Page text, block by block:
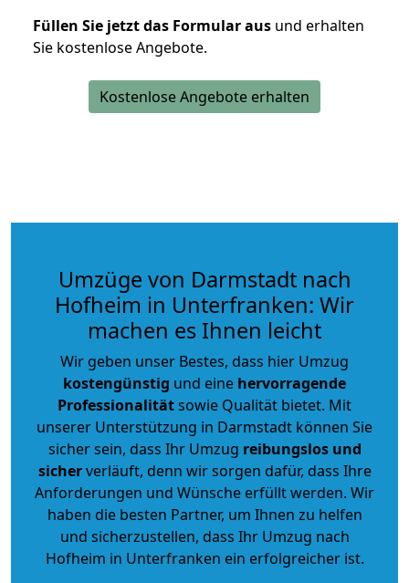
Füllen Sie jetzt das Formular aus und erhalten
Sie kostenlose Angebote.
Kostenlose Angebote erhalten
Umzüge von Darmstadt nach
Hofheim in Unterfranken: Wir
machen es Ihnen leicht
Wir geben unser Bestes, dass hier Umzug
kostengünstig und eine hervorragende
Professionalitätsowie Qualität bietet. Mit
unserer Unterstützung in Darmstadt können Sie
sicher sein, dass Ihr Umzug reibungslos und
sicherverläuft, denn wir sorgen dafür, dass Ihre
Anforderungen und Wünsche erfüllt werden. Wir
haben die besten Partner, um Ihnen zu helfen
und sicherzustellen, dass Ihr Umzug nach
Hofheim in Unterfranken ein erfolgreicher ist.